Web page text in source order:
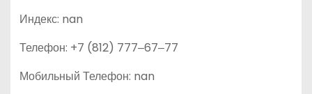
Индекс: nan
Телефон: +7 (812) 777‒67‒77
Мобильный Телефон: nan